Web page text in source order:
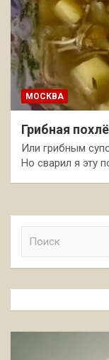
МОСКВА
Грибная
Или грибным
Но сварил я эту
к